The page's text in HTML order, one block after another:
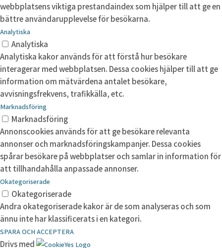
webbplatsens viktiga prestandaindex som hjälper till att ge en
bättre användarupplevelse för besökarna.
Analytiska
Analytiska
Analytiska kakor används för att förstå hur besökare
interagerar med webbplatsen. Dessa cookies hjälper till att ge
information om mätvärdena antalet besökare,
avvisningsfrekvens, trafikkälla, etc.
Marknadsföring
Marknadsföring
Annonscookies används för att ge besökare relevanta
annonser och marknadsföringskampanjer. Dessa cookies
spårar besökare på webbplatser och samlar in information för
att tillhandahålla anpassade annonser.
Okategoriserade
Okategoriserade
Andra okategoriserade kakor är de som analyseras och som
ännu inte har klassificerats i en kategori.
SPARA OCH ACCEPTERA
Drivs med